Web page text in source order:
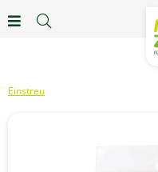
Einstreu